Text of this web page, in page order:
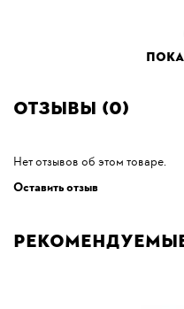
Отзывы (0)
Нет отзывов об этом товаре.
Оставить отзыв